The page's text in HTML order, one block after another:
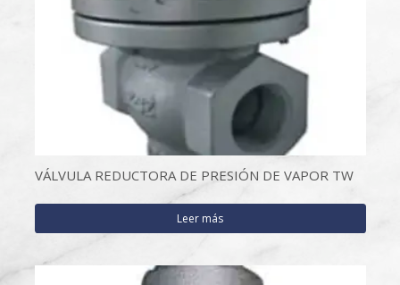
VÁLVULA REDUCTORA DE PRESIÓN DE VAPOR TW
Leer más